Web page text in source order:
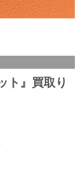
ト』買取り